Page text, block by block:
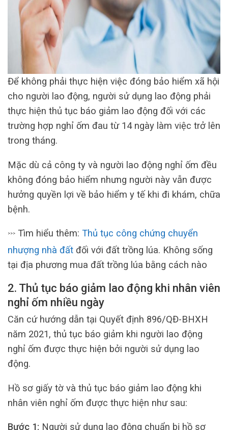
Để không phải thực hiện việc đóng bảo hiểm xã hội
cho người lao động, người sử dụng lao động phải
thực hiện thủ tục báo giảm lao động đối với các
trường hợp nghỉ ốm đau từ 14 ngày làm việc trở lên
trong tháng.
Mặc dù cả công ty và người lao động nghỉ ốm đều
không đóng bảo hiểm nhưng người này vẫn được
hưởng quyền lợi về bảo hiểm y tế khi đi khám, chữa
bệnh.
>>> Tìm hiểu thêm: Thủ tục công chứng chuyển
nhượng nhà đất đối với đất trồng lúa. Không sống
tại địa phương mua đất trồng lúa bằng cách nào
2. Thủ tục báo giảm lao động khi nhân viên
nghỉ ốm nhiều ngày
Căn cứ hướng dẫn tại Quyết định 896/QĐ-BHXH
năm 2021, thủ tục báo giảm khi người lao động
nghỉ ốm được thực hiện bởi người sử dụng lao
động.
Hồ sơ giấy tờ và thủ tục báo giảm lao động khi
nhân viên nghỉ ốm được thực hiện như sau:
Bước 1: Người sử dụng lao động chuẩn bị hồ sơ